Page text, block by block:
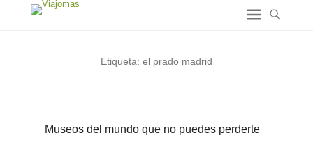
Etiqueta: el prado madrid
Museos del mundo que no puedes perderte